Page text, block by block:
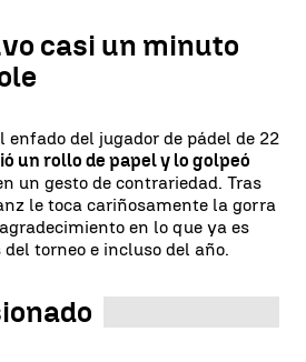
casi un minuto
enfado del jugador de pádel de 22
un rollo de papel y lo golpeó
un gesto de contrariedad. Tras
le toca cariñosamente la gorra
en lo que ya es
torneo e incluso del año.